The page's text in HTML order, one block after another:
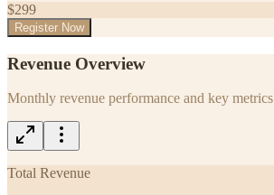
$299
Register Now
Revenue Overview
Monthly revenue performance and key metrics
Total Revenue